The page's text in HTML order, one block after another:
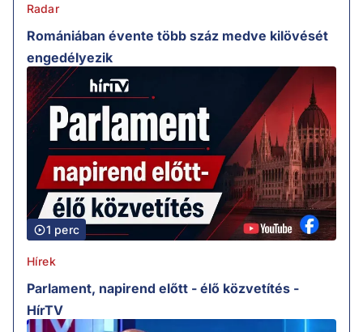
Radar
Romániában évente több száz medve kilövését
engedélyezik
1 perc
Hírek
Parlament, napirend előtt - élő közvetítés -
HírTV